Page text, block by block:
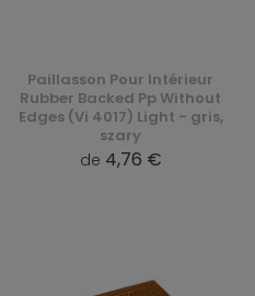
Paillasson Pour Intérieur
Rubber Backed Pp Without
Edges (Vi 4017) Light - gris,
szary
de 4,76 €